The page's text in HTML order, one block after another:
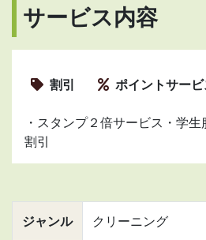
サービス内容
割引 ポイントサービ
・スタンプ２倍サービス・学
割引
ジャンル クリーニング